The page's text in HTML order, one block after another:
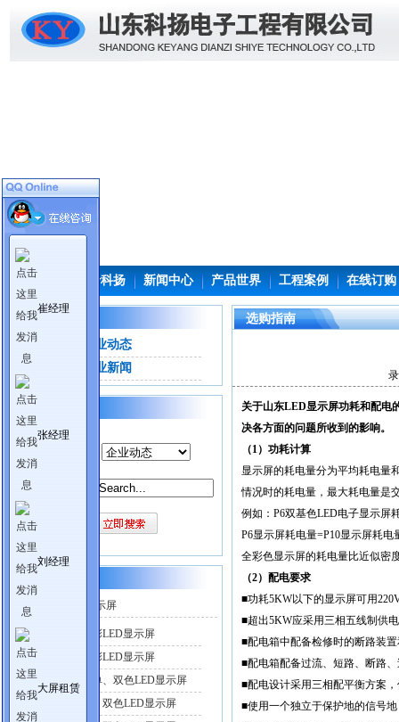
首页 关于科扬 新闻中心 产品世界 工程案例 在线订购
新闻中心
企业动态
行业新闻
站内搜索
产品分类：
关键词：
LED电子显示屏
户外全彩LED显示屏
室内全彩LED显示屏
半户外单、双色LED显示屏
户外单、双色LED显示屏
选购指南
关于山东LED显示屏功耗和配电
决各方面的问题所收到的影响。
（1）功耗计算
显示屏的耗电量分为平均耗电量
情况时的耗电量，最大耗电量是
例如：P6双基色LED电子显示屏
P6显示屏耗电量=P10显示屏耗电
全彩色显示屏的耗电量比近似密
（2）配电要求
■功耗5KW以下的显示屏可用
■超出5KW应采用三相五线制供
■配电箱中配备检修时的断路装
■配电箱配备过流、短路、断路
■配电设计采用三相配平衡方案
■使用一个独立于保护地的信号
崔经理
张经理
刘经理
大屏租赁